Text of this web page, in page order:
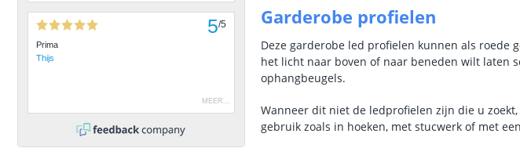
5/5
Prima
Thijs
MEER ...
Garderobe profielen
Deze garderobe led profielen kunnen als roede
het licht naar boven of naar beneden wilt laten
ophangbeugels.
Wanneer dit niet de ledprofielen zijn die u
gebruik zoals in hoeken, met stucwerk of met